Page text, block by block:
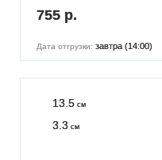
755 р.
Дата отгрузки: завтра (14:00)
13.5 см
3.3 см